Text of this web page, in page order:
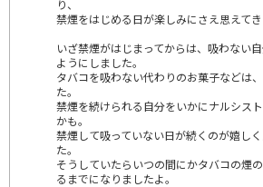
り、
禁煙をはじめる日が楽しみにさえ思えてき
いざ禁煙がはじまってからは、吸わない
ようにしました。
タバコを吸わない代わりのお菓子などは
た。
禁煙を続けられる自分をいかにナルシス
かも。
禁煙して吸っていない日が続くのが嬉し
た。
そうしていたらいつの間にかタバコの煙
るまでになりましたよ。